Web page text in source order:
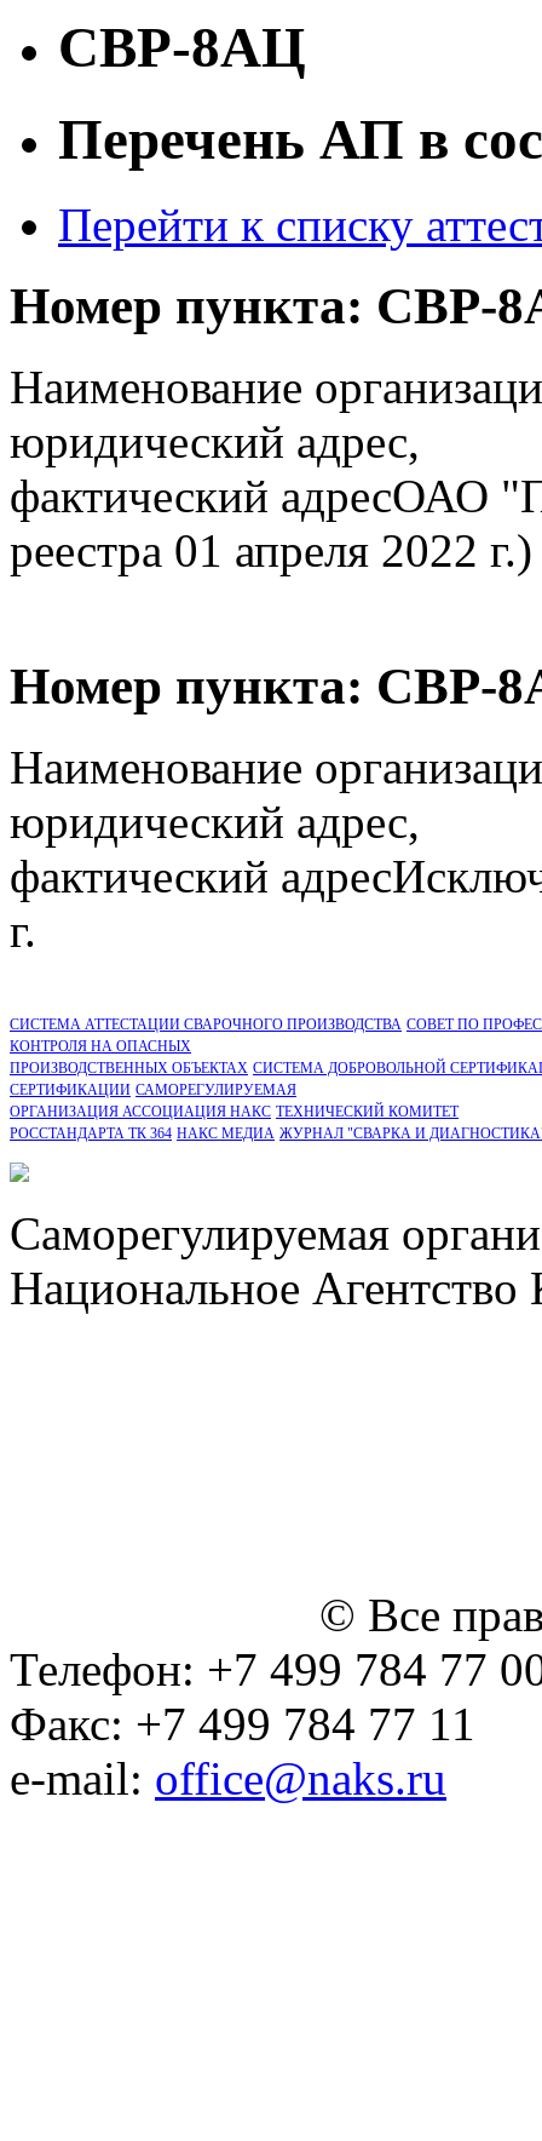
СВР-8АЦ
Перечень АП в
Перейти к списку
Номер пункта: СВР-
Наименование
юридический адрес,
фактический адресОАО
реестра 01 апреля 2022 г.)
Номер пункта: СВР-
Наименование
юридический адрес,
фактический адрес
г.
СИСТЕМА АТТЕСТАЦИИ СВАРОЧНОГО ПРОИЗВОДСТВА СОВЕТ ПО
КОНТРОЛЯ НА ОПАСНЫХ
ПРОИЗВОДСТВЕННЫХ ОБЪЕКТАХ СИСТЕМА ДОБРОВОЛЬНОЙ
CЕРТИФИКАЦИИ САМОРЕГУЛИРУЕМАЯ
ОРГАНИЗАЦИЯ АССОЦИАЦИЯ НАКС ТЕХНИЧЕСКИЙ КОМИТЕТ
РОССТАНДАРТА ТК 364 НАКС МЕДИА ЖУРНАЛ "СВАРКА И
Саморегулируемая
Национальное Агентство
© Все
Телефон: +7 499 784 77
Факс: +7 499 784 77 11
e-mail: office@naks.ru